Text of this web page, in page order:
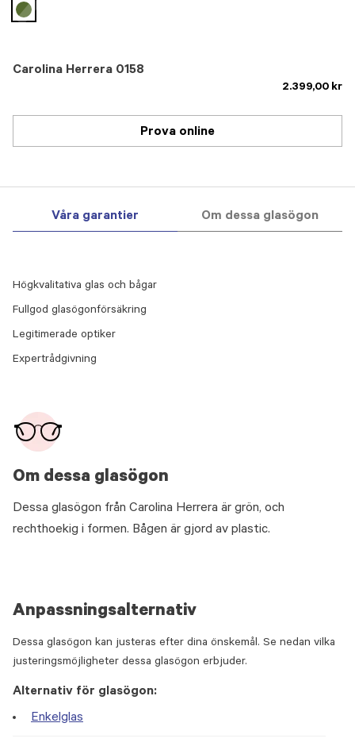
Carolina Herrera 0158
2.399,00 kr
selected
Prova online
Våra garantier Om dessa glasögon
Om dessa glasögon
Dessa glasögon från Carolina Herrera är grön, och
rechthoekig i formen. Bågen är gjord av plastic.
Högkvalitativa glas och bågar
Fullgod glasögonförsäkring
Legitimerade optiker
Expertrådgivning
Anpassningsalternativ
Dessa glasögon kan justeras efter dina önskemål. Se nedan vilka
justeringsmöjligheter dessa glasögon erbjuder.
Alternativ för glasögon:
Enkelglas